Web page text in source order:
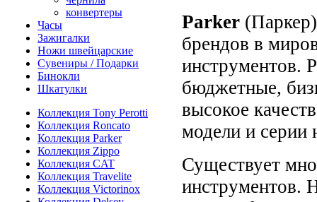
конвертеры
Часы
Зажигалки
Ножи швейцарские
Сувениры / Подарки
Бинокли
Шкатулки
Коллекция Tony Perotti
Коллекция Roncato
Коллекция Parker
Коллекция Zippo
Коллекция CAT
Коллекция Travelite
Коллекция Victorinox
Parker
брендов в
инструментов.
бюджетные,
высокое
модели и серии
Существует
инструментов.